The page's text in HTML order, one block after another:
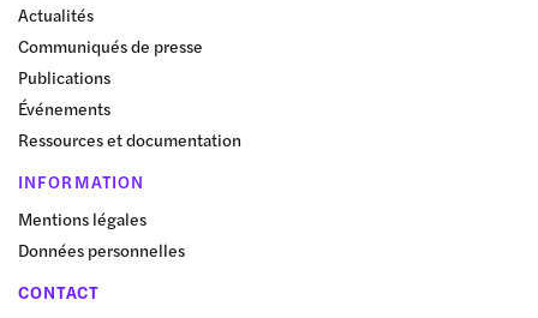
Actualités
Communiqués de presse
Publications
Événements
Ressources et documentation
INFORMATION
Mentions légales
Données personnelles
CONTACT